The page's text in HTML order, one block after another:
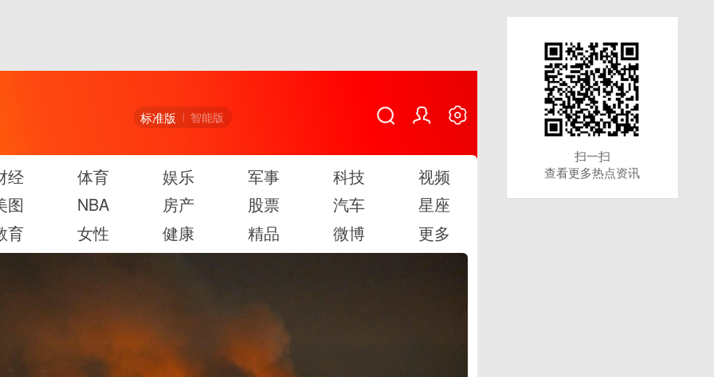
标准版 智能版
经 体育 娱乐 军事 科技
视频
图
NBA 房产 股票 汽车
星座
育
女性 健康 精品 微博 更多
扫一扫
查看更多热点资讯
扫一扫
查看更多热点资讯